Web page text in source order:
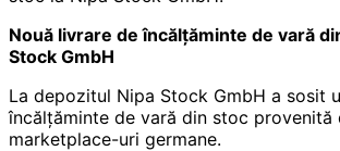
Nouă livrare de încălțăminte de vară
Stock GmbH
La depozitul Nipa Stock GmbH a sosit
încălțăminte de vară din stoc provenită
marketplace-uri germane.